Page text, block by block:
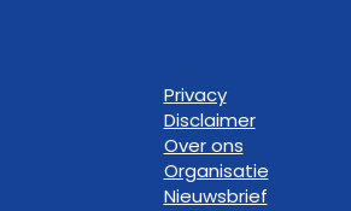
Privacy
Disclaimer
Over ons
Organisatie
Nieuwsbrief